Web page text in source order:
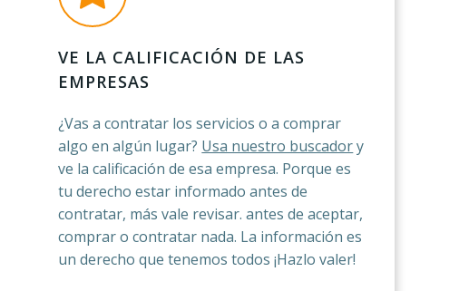
VE LA CALIFICACIÓN DE LAS
EMPRESAS
¿Vas a contratar los servicios o a comprar
algo en algún lugar? Usa nuestro buscadory
ve la calificación de esa empresa. Porque es
tu derecho estar informado antes de
contratar, más vale revisar. antes de aceptar,
comprar o contratar nada. La información es
un derecho que tenemos todos ¡Hazlo valer!